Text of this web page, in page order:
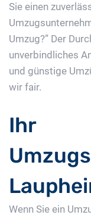
Sie einen
Umzug?” Der
unverbindliches
und günstige
wir fair.
Ihr
Wenn Sie ein